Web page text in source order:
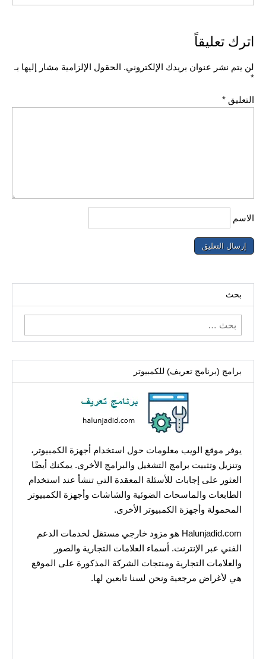
اترك تعليقاً
لن يتم نشر عنوان بريدك الإلكتروني. الحقول الإلزامية مشار إليها بـ
*
التعليق *
الاسم
بحث
البحث
عن:
برامج (برنامج تعريف) للكمبيوتر
يوفر موقع الويب معلومات حول استخدام أجهزة الكمبيوتر،
وتنزيل وتثبيت برامج التشغيل والبرامج الأخرى. يمكنك أيضًا
العثور على إجابات للأسئلة المعقدة التي تنشأ عند استخدام
الطابعات والماسحات الضوئية والشاشات وأجهزة الكمبيوتر
المحمولة وأجهزة الكمبيوتر الأخرى.
Halunjadid.com هو مزود خارجي مستقل لخدمات الدعم
الفني عبر الإنترنت. أسماء العلامات التجارية والصور
والعلامات التجارية ومنتجات الشركة المذكورة على الموقع
هي لأغراض مرجعية ونحن لسنا تابعين لها.